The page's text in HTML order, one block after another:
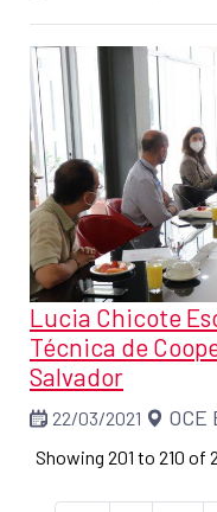
Lucia Chicote
Técnica de
Salvador
22/03/2021 OCE
Showing 201 to 210 of